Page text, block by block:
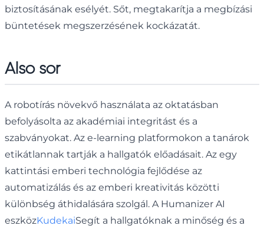
biztosításának esélyét. Sőt, megtakarítja a megbízási
büntetések megszerzésének kockázatát.
Alsó sor
A robotírás növekvő használata az oktatásban
befolyásolta az akadémiai integritást és a
szabványokat. Az e-learning platformokon a tanárok
etikátlannak tartják a hallgatók előadásait. Az egy
kattintási emberi technológia fejlődése az
automatizálás és az emberi kreativitás közötti
különbség áthidalására szolgál. A Humanizer AI
eszközKudekaiSegít a hallgatóknak a minőség és a